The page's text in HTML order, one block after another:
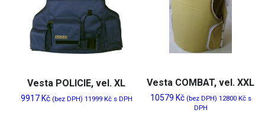
Vesta POLICIE, vel. XL
9917 Kč (bez DPH) 11999 Kčs DPH
Vesta COMBAT, vel. XXL
10579 Kč (bez DPH) 12800 Kčs
DPH